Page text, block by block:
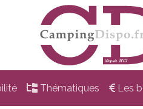
Thématiques Les